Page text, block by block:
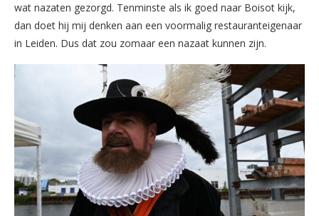
wat nazaten gezorgd. Tenminste als ik goed naar Boisot kijk,
dan doet hij mij denken aan een voormalig restauranteigenaar
in Leiden. Dus dat zou zomaar een nazaat kunnen zijn.